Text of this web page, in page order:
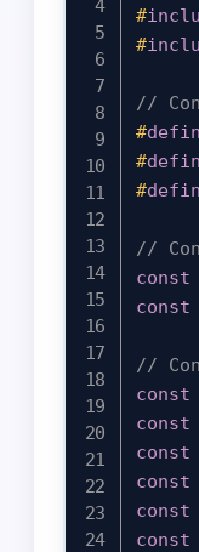
#
#
//
#
#
#
//
const
const
//
const
const
const
const
const
const